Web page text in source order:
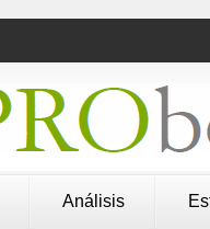
Análisis